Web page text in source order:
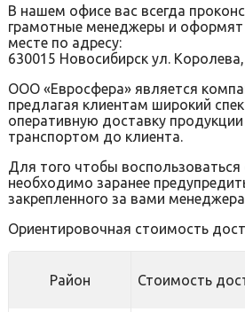
В нашем офисе вас всегда
грамотные менеджеры и оформят
месте по адресу:
630015 Новосибирск ул.
ООО «Евросфера» является
предлагая клиентам широкий
оперативную доставку
транспортом до клиента.
Для того чтобы воспользоваться
необходимо заранее
закрепленного за вами
Ориентировочная стоимость
Район Стоимость